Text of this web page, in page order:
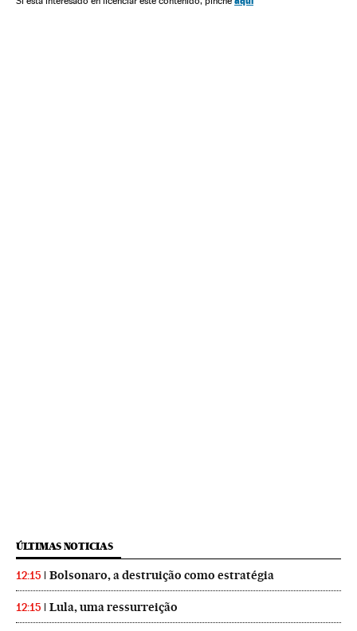
ÚLTIMAS NOTICIAS
12:15 Bolsonaro, a destruição como estratégia
12:15 Lula, uma ressurreição